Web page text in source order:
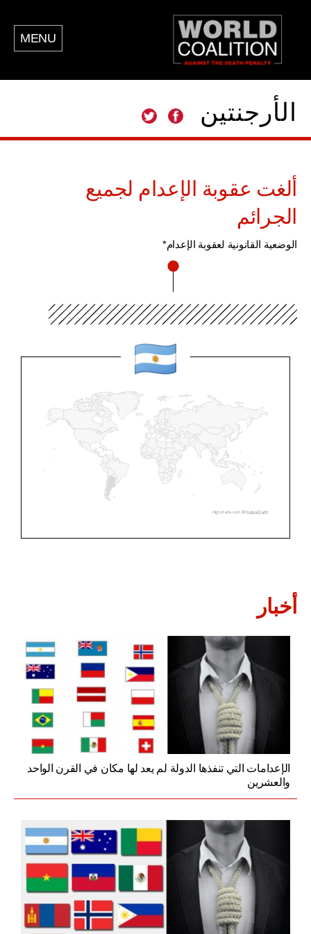
MENU
الأرجنتين
ألغت عقوبة الإعدام لجميع
الجرائم
الوضعية القانونية لعقوبة الإعدام*
Highcharts.com ©Natural Earth
أخبار
الإعدامات التي تنفذها الدولة لم يعد لها مكان في القرن الواحد
والعشرين